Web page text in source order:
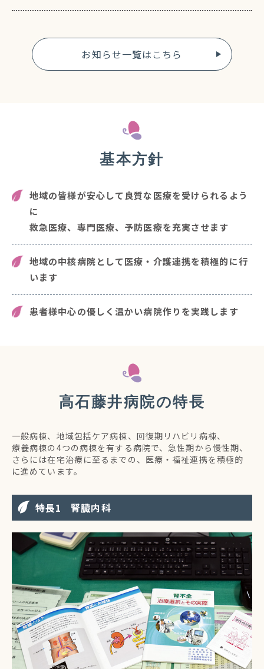
お知らせ一覧はこちら
基本方針
地域の皆様が安心して良質な医療を受けられるよう
に
救急医療、専門医療、予防医療を充実させます
地域の中核病院として医療・介護連携を積極的に行
います
患者様中心の優しく温かい病院作りを実践します
高石藤井病院の特長
一般病棟、地域包括ケア病棟、回復期リハビリ病棟、
療養病棟の4つの病棟を有する病院で、急性期から慢性期、
さらには在宅治療に至るまでの、医療・福祉連携を積極的
に進めています。
特長 腎臓内科